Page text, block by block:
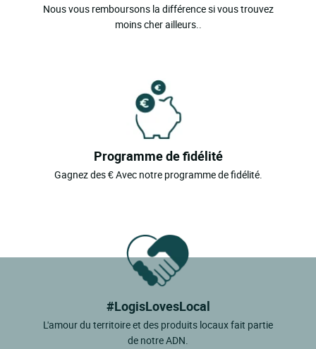
Nous vous remboursons la différence si vous trouvez
moins cher ailleurs..
Programme de fidélité
Gagnez des € Avec notre programme de fidélité.
#LogisLovesLocal
L'amour du territoire et des produits locaux fait partie
de notre ADN.